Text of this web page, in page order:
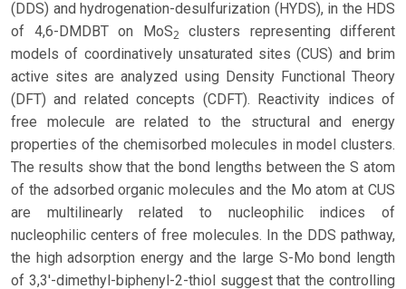
(DDS) and hydrogenation-desulfurization (HYDS), in the HDS
of 4,6-DMDBT on MoS2 clusters representing different
models of coordinatively unsaturated sites (CUS) and brim
active sites are analyzed using Density Functional Theory
(DFT) and related concepts (CDFT). Reactivity indices of
free molecule are related to the structural and energy
properties of the chemisorbed molecules in model clusters.
The results show that the bond lengths between the S atom
of the adsorbed organic molecules and the Mo atom at CUS
are multilinearly related to nucleophilic indices of
nucleophilic centers of free molecules. In the DDS pathway,
the high adsorption energy and the large S-Mo bond length
of 3,3'-dimethyl-biphenyl-2-thiol suggest that the controlling